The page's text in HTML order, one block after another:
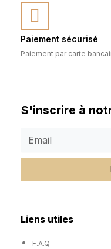
Paiement sécurisé
Paiement par carte
S'inscrire à
Liens utiles
F.A.Q